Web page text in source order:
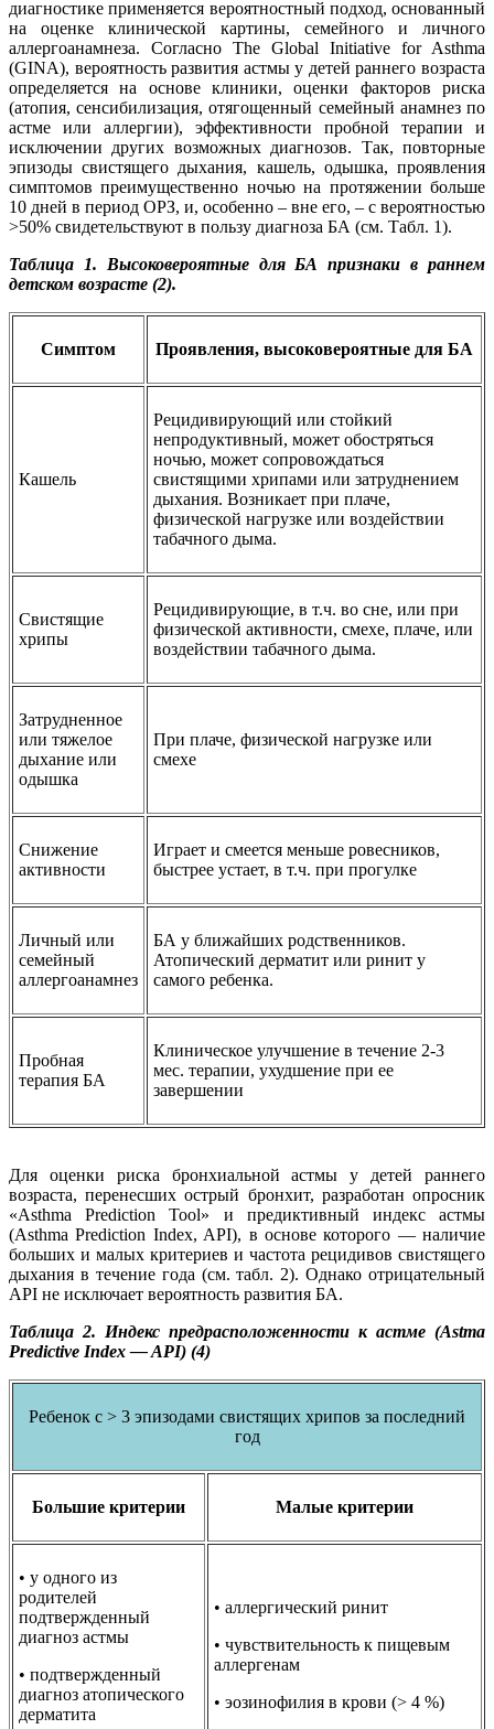
диагностике применяется вероятностный подход, основанный
на оценке клинической картины, семейного и личного
аллергоанамнеза. Согласно The Global Initiative for Asthma
(GINA), вероятность развития астмы у детей раннего возраста
определяется на основе клиники, оценки факторов риска
(атопия, сенсибилизация, отягощенный семейный анамнез по
астме или аллергии), эффективности пробной терапии и
исключении других возможных диагнозов. Так, повторные
эпизоды свистящего дыхания, кашель, одышка, проявления
симптомов преимущественно ночью на протяжении больше
10 дней в период ОРЗ, и, особенно – вне его, – с вероятностью
>50% свидетельствуют в пользу диагноза БА (см. Табл. 1).
Таблица 1. Высоковероятные для БА признаки в раннем
детском возрасте (2).
Симптом Проявления, высоковероятные для БА
Кашель
Рецидивирующий или стойкий
непродуктивный, может обостряться
ночью, может сопровождаться
свистящими хрипами или затруднением
дыхания. Возникает при плаче,
физической нагрузке или воздействии
табачного дыма.
Свистящие
хрипы
Рецидивирующие, в т.ч. во сне, или при
физической активности, смехе, плаче, или
воздействии табачного дыма.
Затрудненное
или тяжелое
дыхание или
одышка
При плаче, физической нагрузке или
смехе
Снижение
активности
Играет и смеется меньше ровесников,
быстрее устает, в т.ч. при прогулке
Личный или
семейный
аллергоанамнез
БА у ближайших родственников.
Атопический дерматит или ринит у
самого ребенка.
Пробная
терапия БА
Клиническое улучшение в течение 2-3
мес. терапии, ухудшение при ее
завершении
Для оценки риска бронхиальной астмы у детей раннего
возраста, перенесших острый бронхит, разработан опросник
«Asthma Prediction Tool» и предиктивный индекс астмы
(Asthma Prediction Index, API), в основе которого — наличие
больших и малых критериев и частота рецидивов свистящего
дыхания в течение года (см. табл. 2). Однако отрицательный
API не исключает вероятность развития БА.
Таблица 2. Индекс предрасположенности к астме (Astma
Predictive Index — API) (4)
Ребенок с > 3 эпизодами свистящих хрипов за последний
год
Большие критерии Малые критерии
• у одного из
родителей
подтвержденный
диагноз астмы
• подтвержденный
диагноз атопического
дерматита
• аллергический ринит
• чувствительность к пищевым
аллергенам
• эозинофилия в крови (> 4 %)